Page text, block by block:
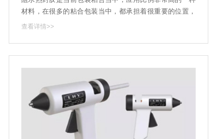
材料，在很多的粘合包装当中，都承担着很重要的位置，
而也正是因为有着这样的使用，所以对于阻水热封胶来
查看详情>>